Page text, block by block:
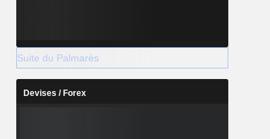
Suite du Palmarès
Devises / Forex